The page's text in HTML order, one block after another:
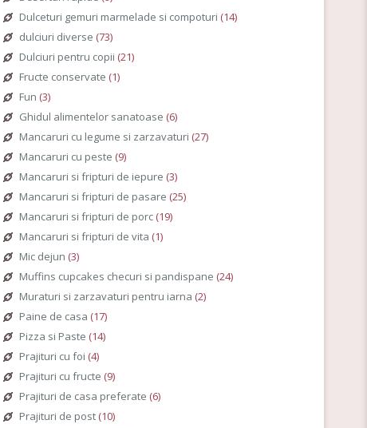
Dulceturi gemuri marmelade si compoturi (14)
dulciuri diverse (73)
Dulciuri pentru copii (21)
Fructe conservate (1)
Fun (3)
Ghidul alimentelor sanatoase (6)
Mancaruri cu legume si zarzavaturi (27)
Mancaruri cu peste (9)
Mancaruri si fripturi de iepure (3)
Mancaruri si fripturi de pasare (25)
Mancaruri si fripturi de porc (19)
Mancaruri si fripturi de vita (1)
Mic dejun (3)
Muffins cupcakes checuri si pandispane (24)
Muraturi si zarzavaturi pentru iarna (2)
Paine de casa (17)
Pizza si Paste (14)
Prajituri cu foi (4)
Prajituri cu fructe (9)
Prajituri de casa preferate (6)
Prajituri de post (10)